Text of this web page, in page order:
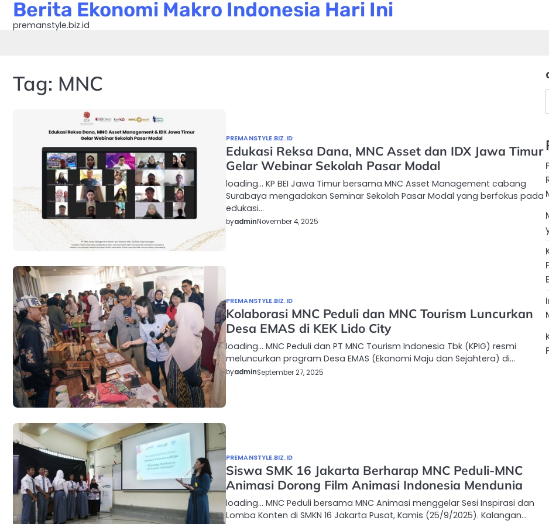
Skip
content
Berita Ekonomi Makro Indonesia Hari Ini
premanstyle.biz.id
Tag: MNC
PREMANSTYLE.BIZ.ID
Edukasi Reksa Dana, MNC Asset dan IDX Jawa Timur
Gelar Webinar Sekolah Pasar Modal
loading… KP BEI Jawa Timur bersama MNC Asset Management cabang
Surabaya mengadakan Seminar Sekolah Pasar Modal yang berfokus pada
edukasi…
byadminNovember 4, 2025
PREMANSTYLE.BIZ.ID
Kolaborasi MNC Peduli dan MNC Tourism Luncurkan
Desa EMAS di KEK Lido City
loading… MNC Peduli dan PT MNC Tourism Indonesia Tbk (KPIG) resmi
meluncurkan program Desa EMAS (Ekonomi Maju dan Sejahtera) di…
byadminSeptember 27, 2025
PREMANSTYLE.BIZ.ID
Siswa SMK 16 Jakarta Berharap MNC Peduli-MNC
Animasi Dorong Film Animasi Indonesia Mendunia
loading… MNC Peduli bersama MNC Animasi menggelar Sesi Inspirasi dan
Lomba Konten di SMKN 16 Jakarta Pusat, Kamis (25/9/2025). Kalangan…